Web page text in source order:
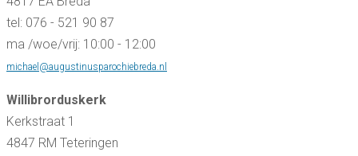
tel: 076 - 521 90 87
ma /woe/vrij: 10:00 - 12:00
michael@augustinusparochiebreda.nl
Willibrorduskerk
Kerkstraat 1
4847 RM Teteringen